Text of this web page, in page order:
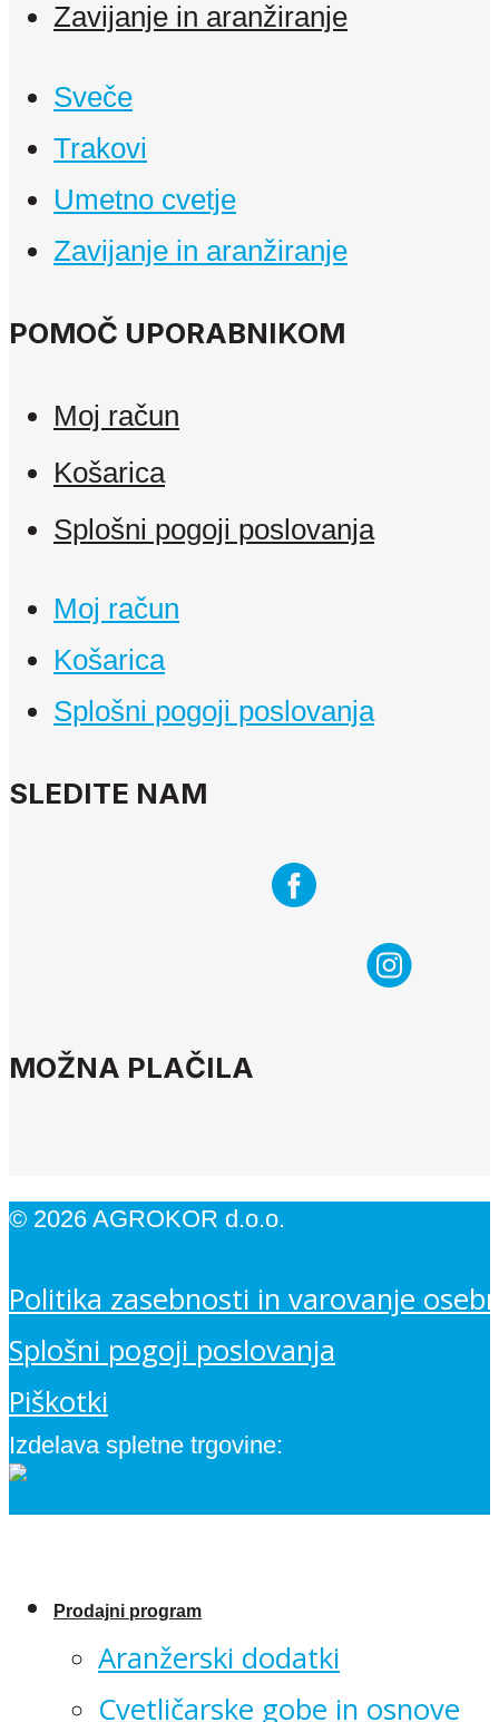
Zavijanje in aranžiranje
Sveče
Trakovi
Umetno cvetje
Zavijanje in aranžiranje
POMOČ UPORABNIKOM
Moj račun
Košarica
Splošni pogoji poslovanja
Moj račun
Košarica
Splošni pogoji poslovanja
SLEDITE NAM
MOŽNA PLAČILA
© 2026 AGROKOR d.o.o.
Politika zasebnosti in varovanje
Splošni pogoji poslovanja
Piškotki
Izdelava spletne trgovine:
Prodajni program
Aranžerski dodatki
Cvetličarske gobe in osnove